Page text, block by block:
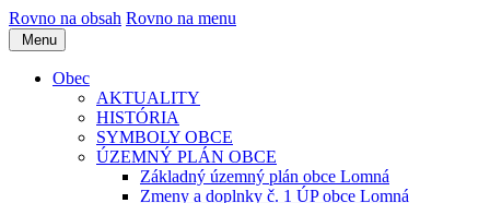
Rovno na obsah Rovno na menu
Menu
Obec
AKTUALITY
HISTÓRIA
SYMBOLY OBCE
ÚZEMNÝ PLÁN OBCE
Základný územný plán obce Lomná
Zmeny a doplnky č. 1 ÚP obce Lomná